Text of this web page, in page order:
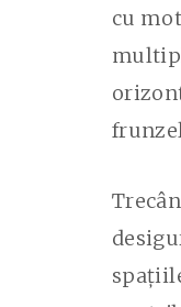
cu